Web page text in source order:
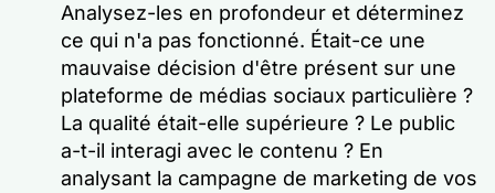
Analysez-les en profondeur et déterminez
ce qui n'a pas fonctionné. Était-ce une
mauvaise décision d'être présent sur une
plateforme de médias sociaux particulière ?
La qualité était-elle supérieure ? Le public
a-t-il interagi avec le contenu ? En
analysant la campagne de marketing de vos